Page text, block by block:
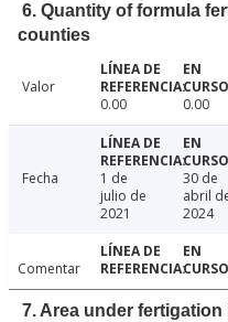
6. Quantity of formula
counties
Valor
0.00
0.00
Fecha
1 de
julio de
2021
30 de
abril
2024
Comentar
7. Area under